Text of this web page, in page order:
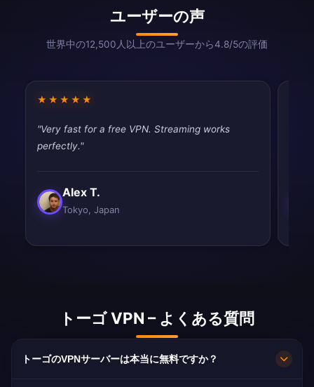
ユーザーの声
世界中の12,500人以上のユーザーから4.8/5の評価
★★★★★
"Very fast for a free VPN. Streaming works
perfectly."
Alex T.
Tokyo, Japan
トーゴ VPN – よくある質問
トーゴのVPNサーバーは本当に無料ですか？